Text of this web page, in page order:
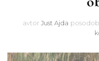
avtor Just Ajda